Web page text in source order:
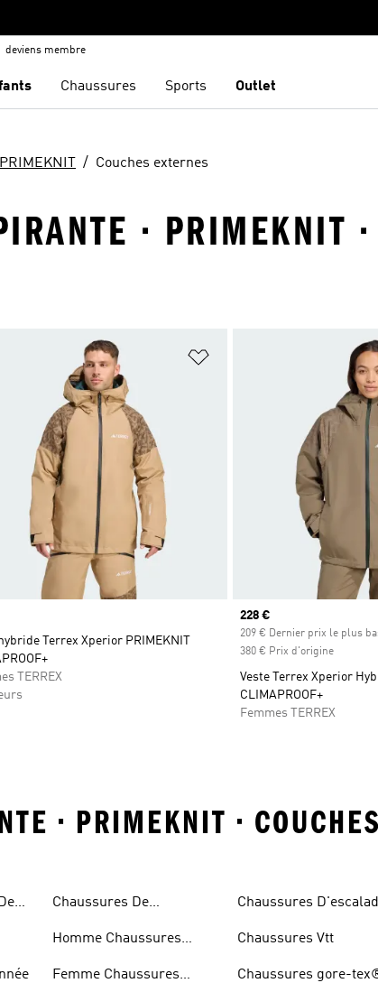
deviens membre
Chaussures Sports Outlet
PRIMEKNIT Couches externes
· PRIMEKNIT
Liste de produits favoris Ajouter à la Liste de
Terrex Xperior PRIMEKNIT
TERREX
Prix actuel
228 €
209 € Dernier prix le plus
380 € Prix d'origine
Veste Terrex Xperior
CLIMAPROOF+
Femmes TERREX
• PRIMEKNIT •
Chaussures De
Homme Chaussures
Femme Chaussures
Chaussures
Chaussures Vtt
Chaussures gore-